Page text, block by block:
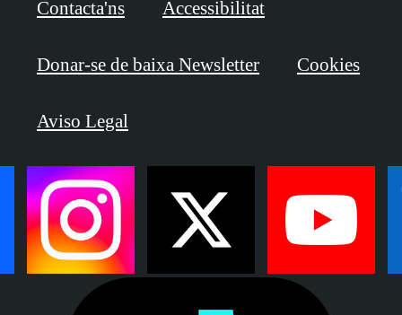
Contacta'ns Accessibilitat
Donar-se de baixa Newsletter Cookies
Aviso Legal